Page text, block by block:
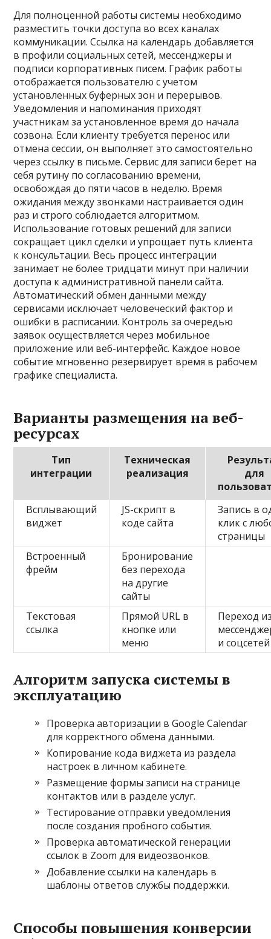
Для полноценной работы системы необходимо
разместить точки доступа во всех каналах
коммуникации. Ссылка на календарь добавляется
в профили социальных сетей, мессенджеры и
подписи корпоративных писем. График работы
отображается пользователю с учетом
установленных буферных зон и перерывов.
Уведомления и напоминания приходят
участникам за установленное время до начала
созвона. Если клиенту требуется перенос или
отмена сессии, он выполняет это самостоятельно
через ссылку в письме. Сервис для записи берет на
себя рутину по согласованию времени,
освобождая до пяти часов в неделю. Время
ожидания между звонками настраивается один
раз и строго соблюдается алгоритмом.
Использование готовых решений для записи
сокращает цикл сделки и упрощает путь клиента
к консультации. Весь процесс интеграции
занимает не более тридцати минут при наличии
доступа к административной панели сайта.
Автоматический обмен данными между
сервисами исключает человеческий фактор и
ошибки в расписании. Контроль за очередью
заявок осуществляется через мобильное
приложение или веб-интерфейс. Каждое новое
событие мгновенно резервирует время в рабочем
графике специалиста.
Варианты размещения на веб-
ресурсах
Тип
интеграции
Техническая
реализация
для
Всплывающий
виджет
JS-скрипт в
коде сайта
Запись в
клик с
страницы
Встроенный
фрейм
Бронирование
без перехода
на другие
сайты
Текстовая
ссылка
Прямой URL в
кнопке или
меню
Переход
и соцсетей
Алгоритм запуска системы в
эксплуатацию
Проверка авторизации в Google Calendar
для корректного обмена данными.
Копирование кода виджета из раздела
настроек в личном кабинете.
Размещение формы записи на странице
контактов или в разделе услуг.
Тестирование отправки уведомления
после создания пробного события.
Проверка автоматической генерации
ссылок в Zoom для видеозвонков.
Добавление ссылки на календарь в
шаблоны ответов службы поддержки.
Способы повышения конверсии